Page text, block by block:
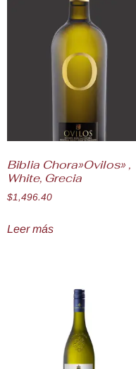
Biblia Chora»Ovilos» ,
White, Grecia
$1,496.40
Leer más